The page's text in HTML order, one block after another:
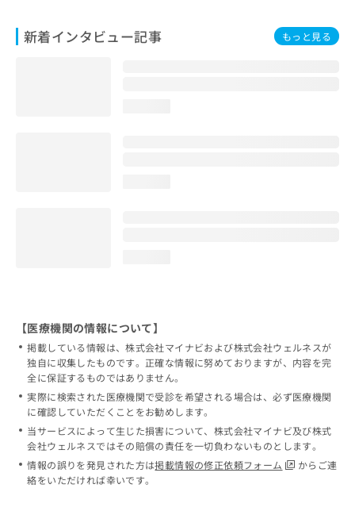
新着インタビュー記事 もっと見る
【医療機関の情報について】
掲載している情報は、株式会社マイナビおよび株式会社ウェルネスが
独自に収集したものです。正確な情報に努めておりますが、内容を完
全に保証するものではありません。
実際に検索された医療機関で受診を希望される場合は、必ず医療機関
に確認していただくことをお勧めします。
当サービスによって生じた損害について、株式会社マイナビ及び株式
会社ウェルネスではその賠償の責任を一切負わないものとします。
情報の誤りを発見された方は掲載情報の修正依頼フォーム
からご連
絡をいただければ幸いです。